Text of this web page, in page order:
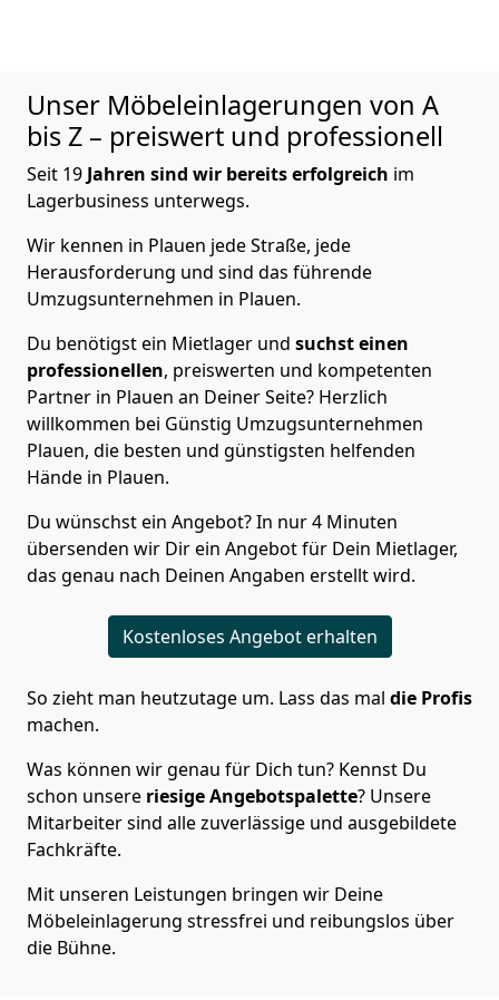
Unser Möbeleinlagerungen von A
bis Z – preiswert und professionell
Seit 19 Jahren sind wir bereits erfolgreich im
Lagerbusiness unterwegs.
Wir kennen in Plauen jede Straße, jede
Herausforderung und sind das führende
Umzugsunternehmen in Plauen.
Du benötigst ein Mietlager und suchst einen
professionellen, preiswerten und kompetenten
Partner in Plauen an Deiner Seite? Herzlich
willkommen bei Günstig Umzugsunternehmen
Plauen, die besten und günstigsten helfenden
Hände in Plauen.
Du wünschst ein Angebot? In nur 4 Minuten
übersenden wir Dir ein Angebot für Dein Mietlager,
das genau nach Deinen Angaben erstellt wird.
Kostenloses Angebot erhalten
So zieht man heutzutage um. Lass das mal die Profis
machen.
Was können wir genau für Dich tun? Kennst Du
schon unsere riesige Angebotspalette? Unsere
Mitarbeiter sind alle zuverlässige und ausgebildete
Fachkräfte.
Mit unseren Leistungen bringen wir Deine
Möbeleinlagerung stressfrei und reibungslos über
die Bühne.